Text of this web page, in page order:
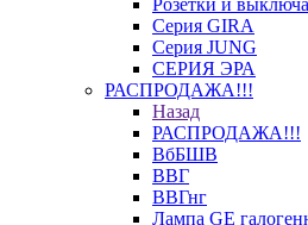
Розетки и
Серия GIRA
Серия JUNG
СЕРИЯ ЭРА
РАСПРОДАЖА!!!
Назад
РАСПРОДАЖА!!!
ВбБШВ
ВВГ
ВВГнг
Лампа GE